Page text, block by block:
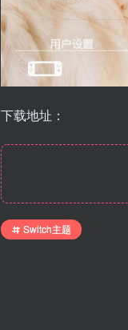
下载地址：
Switch主题